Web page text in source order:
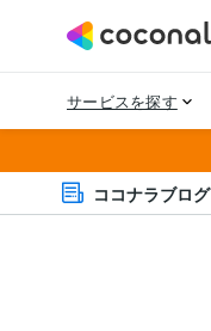
ココナラブログ